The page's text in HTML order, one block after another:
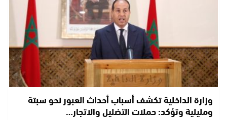
وزارة الداخلية تكشف أسباب أحداث العبور نحو سبتة
ومليلية وتؤكد: حملات التضليل والاتجار…